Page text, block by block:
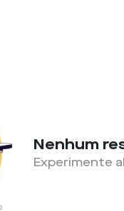
Nenhum
Experimente